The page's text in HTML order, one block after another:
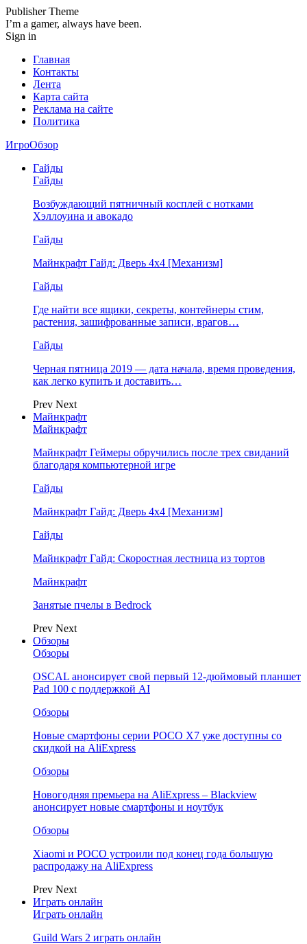
Publisher Theme
I’m a gamer, always have been.
Sign in
Главная
Контакты
Лента
Карта сайта
Реклама на сайте
Политика
ИгроОбзор
Гайды
Гайды
Возбуждающий пятничный косплей с нотками
Хэллоуина и авокадо
Гайды
Майнкрафт Гайд: Дверь 4х4 [Механизм]
Гайды
Где найти все ящики, секреты, контейнеры стим,
растения, зашифрованные записи, врагов…
Гайды
Черная пятница 2019 — дата начала, время проведения,
как легко купить и доставить…
Prev Next
Майнкрафт
Майнкрафт
Майнкрафт Геймеры обручились после трех свиданий
благодаря компьютерной игре
Гайды
Майнкрафт Гайд: Дверь 4х4 [Механизм]
Гайды
Майнкрафт Гайд: Скоростная лестница из тортов
Майнкрафт
Занятые пчелы в Bedrock
Prev Next
Обзоры
Обзоры
OSCAL анонсирует свой первый 12-дюймовый планшет
Pad 100 с поддержкой AI
Обзоры
Новые смартфоны серии POCO X7 уже доступны со
скидкой на AliExpress
Обзоры
Новогодняя премьера на AliExpress – Blackview
анонсирует новые смартфоны и ноутбук
Обзоры
Xiaomi и POCO устроили под конец года большую
распродажу на AliExpress
Prev Next
Играть онлайн
Играть онлайн
Guild Wars 2 играть онлайн